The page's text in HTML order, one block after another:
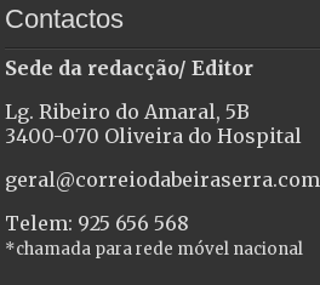
Contactos
Sede da redacção/ Editor
Lg. Ribeiro do Amaral, 5B
3400-070 Oliveira do Hospital
geral@correiodabeiraserra.com
Telem: 925 656 568
*chamada para rede móvel nacional